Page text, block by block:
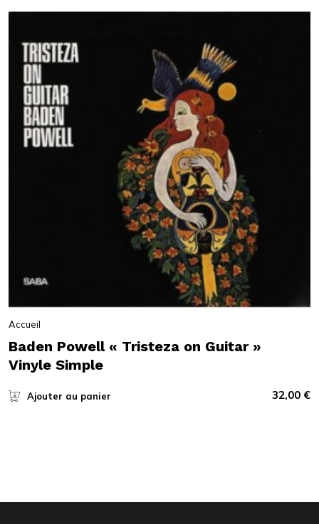
Accueil
Baden Powell « Tristeza on Guitar »
Vinyle Simple
Ajouter au panier 32,00 €